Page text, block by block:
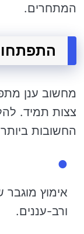
המתחרים.
מחשוב ענן
צצות תמיד.
החשובות ביותר
אימוץ מוגבר
ורב-עננים.